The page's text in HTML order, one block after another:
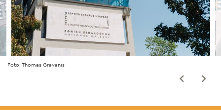
Foto: Thomas Gravanis